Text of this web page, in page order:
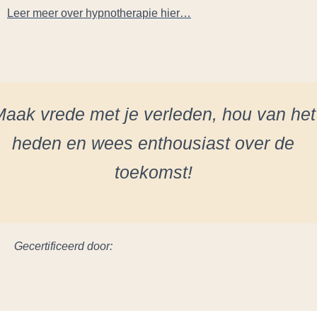
Leer meer over hypnotherapie hier…
vrede met je verleden, hou van het
heden en wees enthousiast over de
toekomst!
Gecertificeerd door: